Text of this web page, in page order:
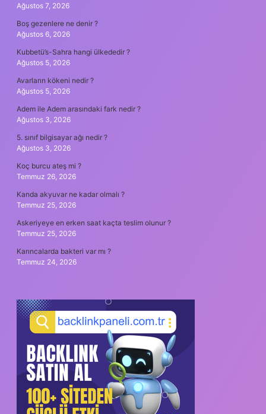
Ağustos 7, 2026
Boş gezenlere ne denir ?
Ağustos 6, 2026
Kubbetü’s-Sahra hangi ülkededir ?
Ağustos 5, 2026
Avarların kökeni nedir ?
Ağustos 5, 2026
Adem ile Adem arasındaki fark nedir ?
Ağustos 3, 2026
5. sınıf bilgisayar ağı nedir ?
Ağustos 3, 2026
Koç burcu ateş mi ?
Temmuz 26, 2026
Kanda akyuvar ne kadar olmalı ?
Temmuz 25, 2026
Askeriyeye en erken saat kaçta teslim olunur ?
Temmuz 25, 2026
Karıncalarda bakteri var mı ?
Temmuz 24, 2026